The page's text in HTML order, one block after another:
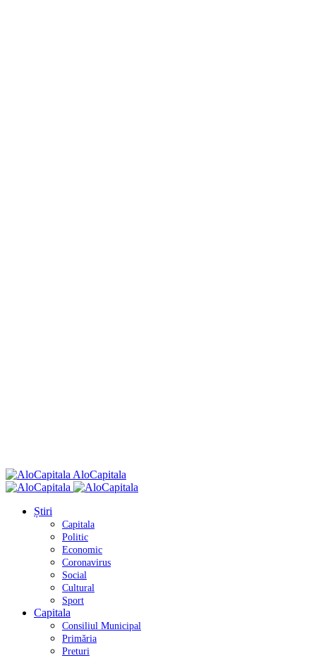
AloCapitala
Știri
Capitala
Politic
Economic
Coronavirus
Social
Cultural
Sport
Capitala
Consiliul Municipal
Primăria
Preturi